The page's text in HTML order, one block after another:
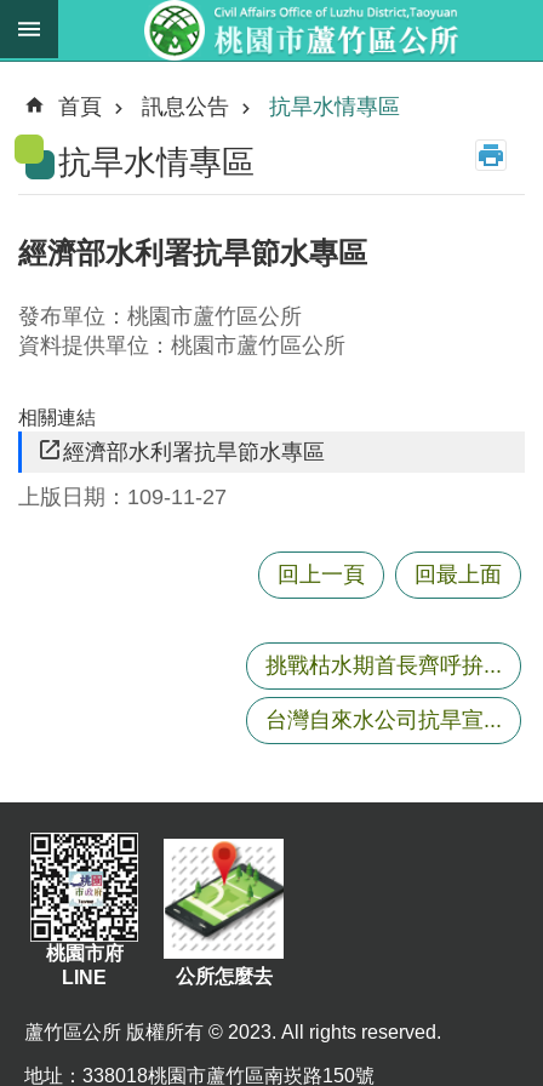
跳到主要內容區塊
新
消
息
務
職
法
資
料
進
紹
訊
息
公
告
活
民
首頁 訊息公告 抗旱水情專區
抗旱水情專區
經濟部水利署抗旱節水專區
發布單位：桃園市蘆竹區公所
資料提供單位：桃園市蘆竹區公所
相關連結
經濟部水利署抗旱節水專區
上版日期：109-11-27
回上一頁 回最上面
挑戰枯水期首長齊呼拚...
台灣自來水公司抗旱宣...
桃園市府
LINE
公所怎麼去
蘆竹區公所 版權所有 © 2023. All rights reserved.
地址 ：338018桃園市蘆竹區南崁路150號